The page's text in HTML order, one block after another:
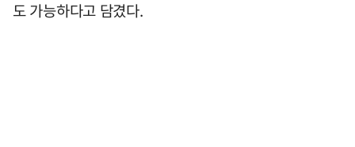
도 가능하다고 담겼다.